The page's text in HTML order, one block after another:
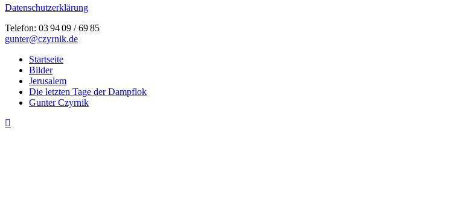
Datenschutzerklärung
Telefon: 03 94 09 / 69 85
gunter@czyrnik.de
Close
Menu
Startseite
Bilder
Jerusalem
Die letzten Tage der Dampflok
Gunter Czyrnik